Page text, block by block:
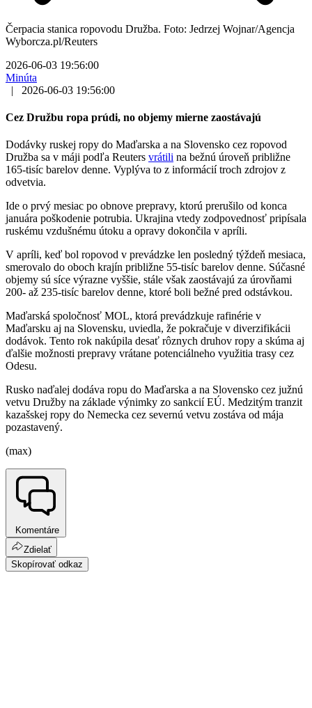
Čerpacia stanica ropovodu Družba. Foto: Jedrzej Wojnar/Agencja
Wyborcza.pl/Reuters
2026-06-03 19:56:00
Minúta
|
2026-06-03 19:56:00
Cez Družbu ropa prúdi, no objemy mierne zaostávajú
Dodávky ruskej ropy do Maďarska a na Slovensko cez ropovod
Družba sa v máji podľa Reuters vrátili na bežnú úroveň približne
165-tisíc barelov denne. Vyplýva to z informácií troch zdrojov z
odvetvia.
Ide o prvý mesiac po obnove prepravy, ktorú prerušilo od konca
januára poškodenie potrubia. Ukrajina vtedy zodpovednosť pripísala
ruskému vzdušnému útoku a opravy dokončila v apríli.
V apríli, keď bol ropovod v prevádzke len posledný týždeň mesiaca,
smerovalo do oboch krajín približne 55-tisíc barelov denne. Súčasné
objemy sú síce výrazne vyššie, stále však zaostávajú za úrovňami
200- až 235-tisíc barelov denne, ktoré boli bežné pred odstávkou.
Maďarská spoločnosť MOL, ktorá prevádzkuje rafinérie v
Maďarsku aj na Slovensku, uviedla, že pokračuje v diverzifikácii
dodávok. Tento rok nakúpila desať rôznych druhov ropy a skúma aj
ďalšie možnosti prepravy vrátane potenciálneho využitia trasy cez
Odesu.
Rusko naďalej dodáva ropu do Maďarska a na Slovensko cez južnú
vetvu Družby na základe výnimky zo sankcií EÚ. Medzitým tranzit
kazašskej ropy do Nemecka cez severnú vetvu zostáva od mája
pozastavený.
(max)
Komentáre
Zdielať
Skopírovať odkaz